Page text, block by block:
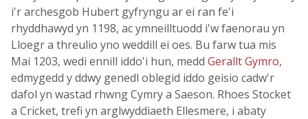
i'r archesgob Hubert gyfryngu ar ei ran fe'i
rhyddhawyd yn 1198, ac ymneilltuodd i'w faenorau yn
Lloegr a threulio yno weddill ei oes. Bu farw tua mis
Mai 1203, wedi ennill iddo'i hun, medd Gerallt Gymro,
edmygedd y ddwy genedl oblegid iddo geisio cadw'r
dafol yn wastad rhwng Cymry a Saeson. Rhoes Stocket
a Cricket, trefi yn arglwyddiaeth Ellesmere, i abaty